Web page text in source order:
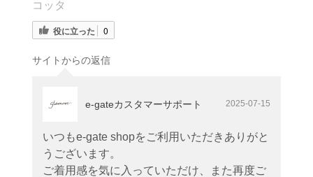
コッタ
役に立った 0
サイトからの返信
e-gateカスタマーサポート 2025-07-15
いつもe-gate shopをご利用いただきありがと
うございます。
ご着用感を気に入っていただけ、また再度ご